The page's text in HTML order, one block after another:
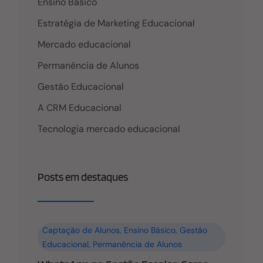
Estratégia de Marketing Educacional
Mercado educacional
Permanência de Alunos
Gestão Educacional
A CRM Educacional
Tecnologia mercado educacional
Posts em destaques
Captação de Alunos, Ensino Básico,Gestão
Educacional, Permanência de Alunos